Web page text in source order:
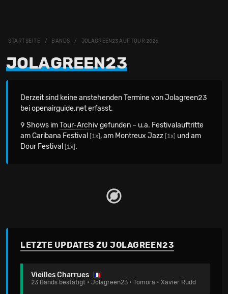
STARTSEITE BANDS JOLAGREEN23 AUF TOUR 2026
JOLAGREEN23
Derzeit sind keine anstehenden Termine von Jolagreen23
bei openairguide.net erfasst.
9 Shows imTour-Archivgefunden – u.a. Festivalauftritte
am Caribana Festival
[1x] , am Montreux Jazz [1x] und am
Dour Festival
[1x] .
LETZTE UPDATES ZU JOLAGREEN23
Vieilles Charrues
23 Bands bestätigt • Jolagreen23 • Tomora • Xavier Rudd